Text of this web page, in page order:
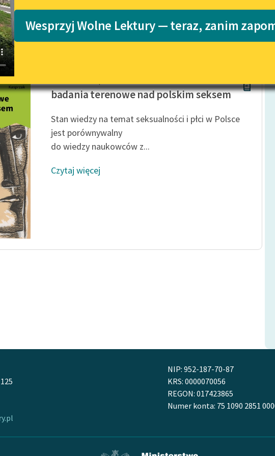
Lektury szkolne i klasyka
literatury do słuchania dla
E-kolekcja lektur szkolnych i
literatury do słuchania dla
uczennic i uczniów z
niepełnosprawnościami
literatury feministycznej
Wesprzyj Wolne Lektury — teraz, zanim
i Lula Sarnia
badania terenowe nad polskim seksem
Stan wiedzy na temat seksualności i płci w Polsce
jest porównywalny
do wiedzy naukowców z...
Czytaj więcej
NIP: 952-187-70-87
KRS: 0000070056
REGON: 017423865
Numer konta: 75 1090 2851